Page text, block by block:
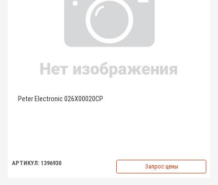
Peter Electronic 026X00020CP
АРТИКУЛ: 1396930 Запрос цены